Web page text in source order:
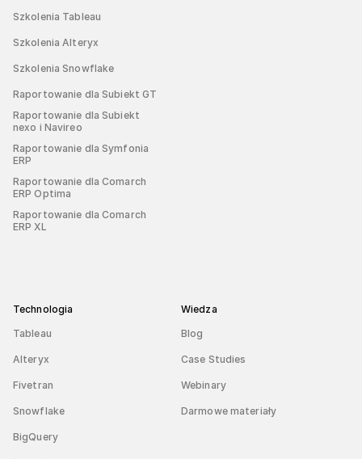
Szkolenia Tableau
Szkolenia Alteryx
Szkolenia Snowflake
Raportowanie dla Subiekt GT
Raportowanie dla Subiekt
nexo i Navireo
Raportowanie dla Symfonia
ERP
Raportowanie dla Comarch
ERP Optima
Raportowanie dla Comarch
ERP XL
Technologia
Tableau
Alteryx
Fivetran
Snowflake
BigQuery
Wiedza
Blog
Case Studies
Webinary
Darmowe materiały